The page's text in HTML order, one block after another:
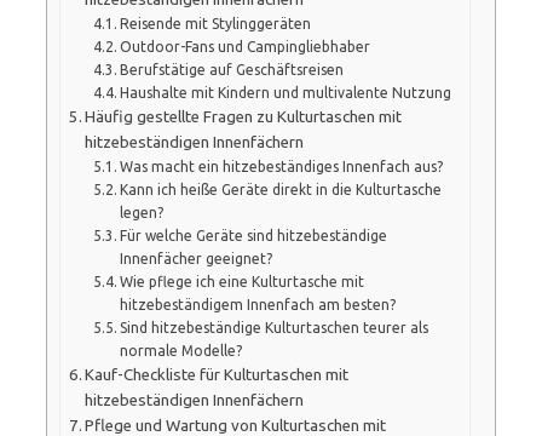
Reisende mit Stylinggeräten
Outdoor-Fans und Campingliebhaber
Berufstätige auf Geschäftsreisen
Haushalte mit Kindern und multivalente Nutzung
Häufig gestellte Fragen zu Kulturtaschen mit
hitzebeständigen Innenfächern
Was macht ein hitzebeständiges Innenfach aus?
Kann ich heiße Geräte direkt in die Kulturtasche
legen?
Für welche Geräte sind hitzebeständige
Innenfächer geeignet?
Wie pflege ich eine Kulturtasche mit
hitzebeständigem Innenfach am besten?
Sind hitzebeständige Kulturtaschen teurer als
normale Modelle?
Kauf-Checkliste für Kulturtaschen mit
hitzebeständigen Innenfächern
Pflege und Wartung von Kulturtaschen mit